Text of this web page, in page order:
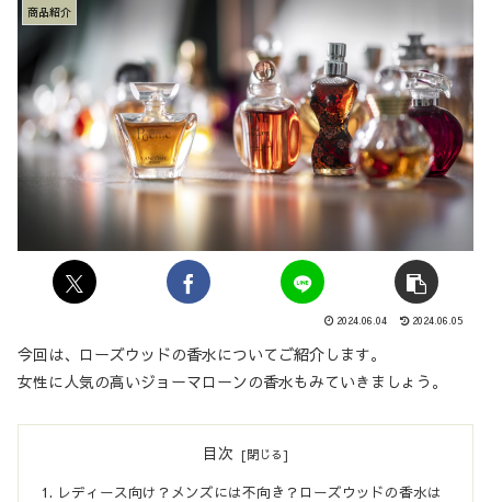
商品紹介
2024.06.04 2024.06.05
今回は、ローズウッドの香水についてご紹介します。
女性に人気の高いジョーマローンの香水もみていきましょう。
目次
レディース向け？メンズには不向き？ローズウッドの香水は